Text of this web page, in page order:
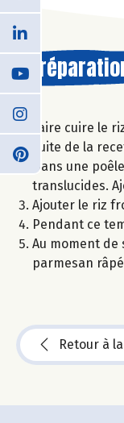
Faire cuire le
suite de la
Dans une
translucides.
Ajouter le riz
Pendant ce
Au moment
parmesan
Retour à